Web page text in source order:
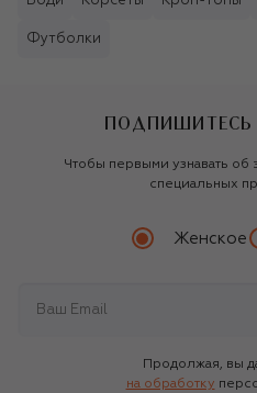
Футболки
ПОДПИШИТЕСЬ
Чтобы первыми узнавать об
специальных
Женское
Продолжая, вы
на обработку